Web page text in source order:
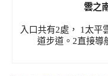
雲之
入口共有2處， 1太平
道步道。2直接導